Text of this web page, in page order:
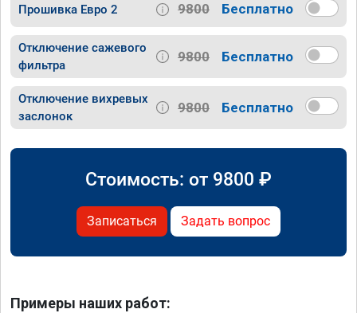
Прошивка Евро 2 9800 Бесплатно
Отключение сажевого
фильтра
9800 Бесплатно
Отключение вихревых
заслонок
9800 Бесплатно
Стоимость: от 9800 ₽
Записаться Задать вопрос
Примеры наших работ: